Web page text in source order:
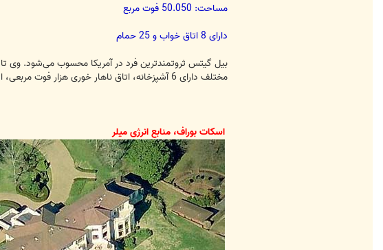
مساحت: 50.050 فوت مربع
دارای 8 اتاق خواب و 25 حمام
مختلف دارای 6 آشپزخانه، اتاق ناهار خوری هزار فوت مربعی، استخر و یک کتابخانه با سقف گنبدی شکل است.
اسکات بوراف، منابع انرژی میلر